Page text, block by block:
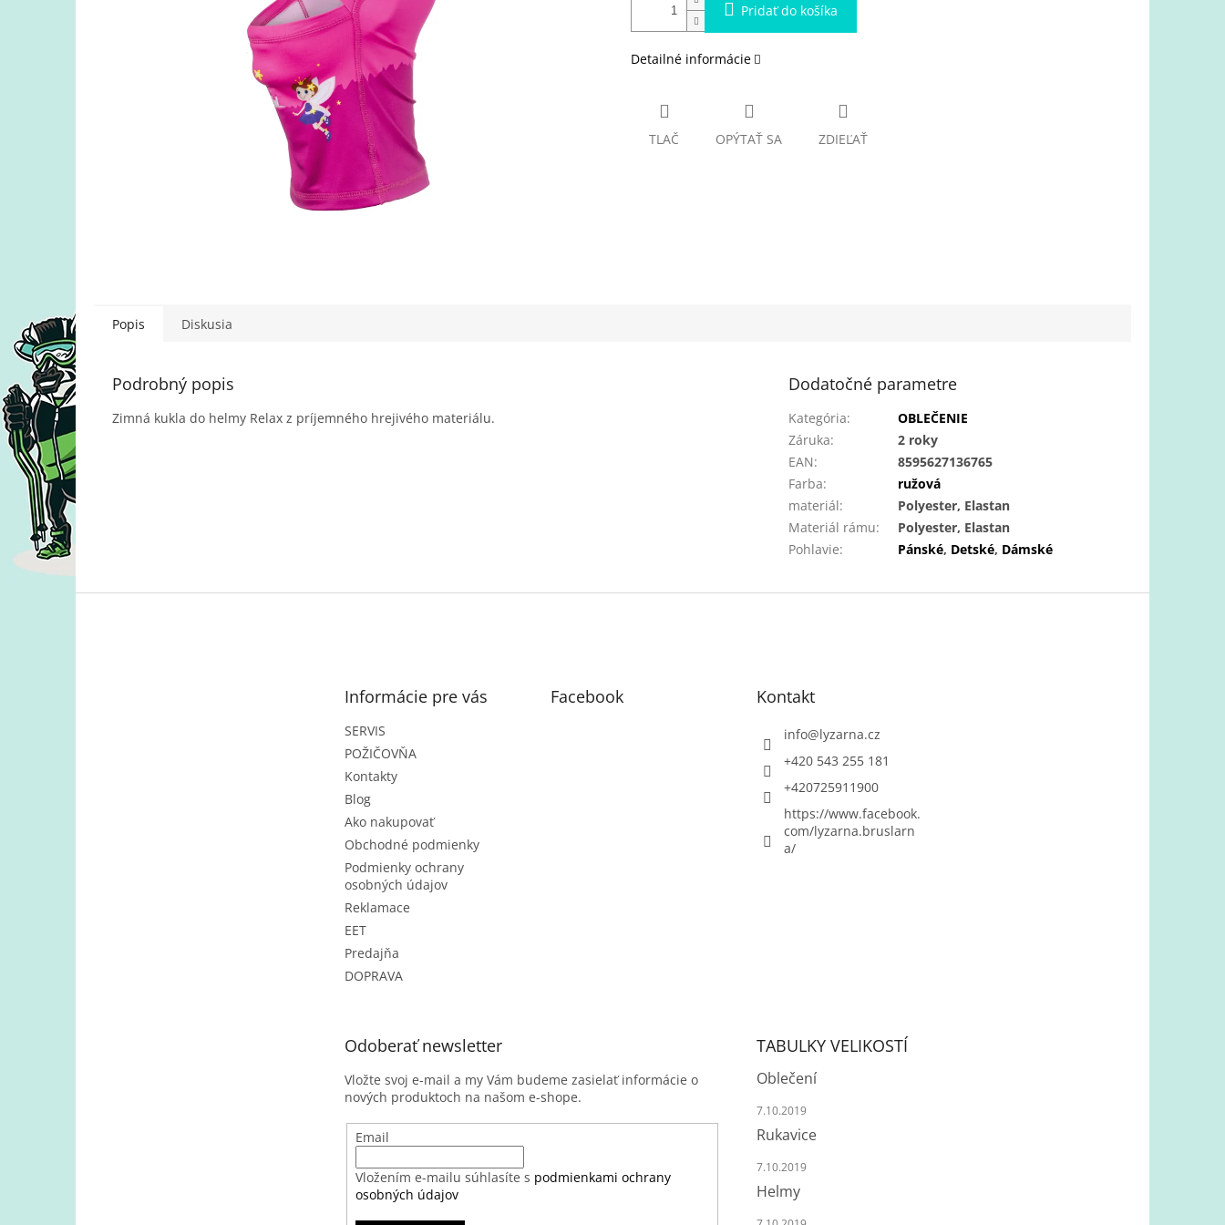
Pridať do košíka
Detailné informácie
TLAČ OPÝTAŤ SA ZDIEĽAŤ
Popis Diskusia
Podrobný popis
Zimná kukla do helmy Relax z príjemného hrejivého materiálu.
Dodatočné parametre
Kategória:
OBLEČENIE
Záruka:
2 roky
EAN:
8595627136765
Farba:
ružová
materiál:
Polyester, Elastan
Materiál rámu:
Polyester, Elastan
Pohlavie: Pánské, Detské, Dámské
Informácie pre vás
SERVIS
POŽIČOVŇA
Kontakty
Blog
Ako nakupovať
Obchodné podmienky
Podmienky ochrany
osobných údajov
Reklamace
EET
Predajňa
DOPRAVA
Facebook Kontakt
info@lyzarna.cz
+420 543 255 181
+420725911900
https://www.facebook.
com/lyzarna.bruslarn
a/
Odoberať newsletter
Vložte svoj e-mail a my Vám budeme zasielať informácie o
nových produktoch na našom e-shope.
Email
Vložením e-mailu súhlasíte s podmienkami ochrany
osobných údajov
TABULKY VELIKOSTÍ
Oblečení
7.10.2019
Rukavice
7.10.2019
Helmy